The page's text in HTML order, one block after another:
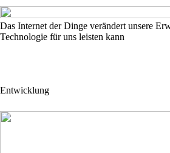
Das Internet der Dinge verändert unsere
Technologie für uns leisten kann
Entwicklung